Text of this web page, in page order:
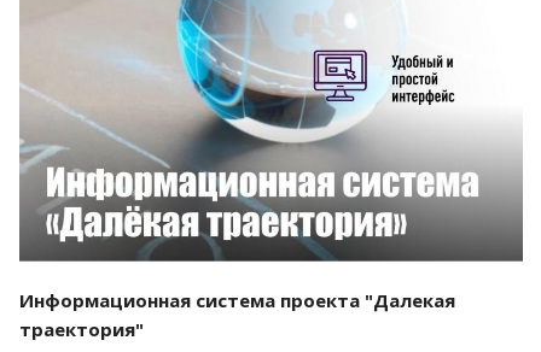
Смотреть проект
Информационная система проекта "Далекая
траектория"